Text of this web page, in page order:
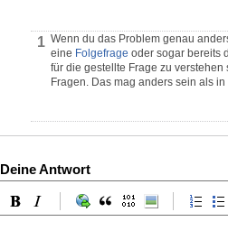
1 Wenn du das Problem genau
eine Folgefrage oder sogar bereits
für die gestellte Frage zu
Fragen. Das mag anders sein als
Deine Antwort